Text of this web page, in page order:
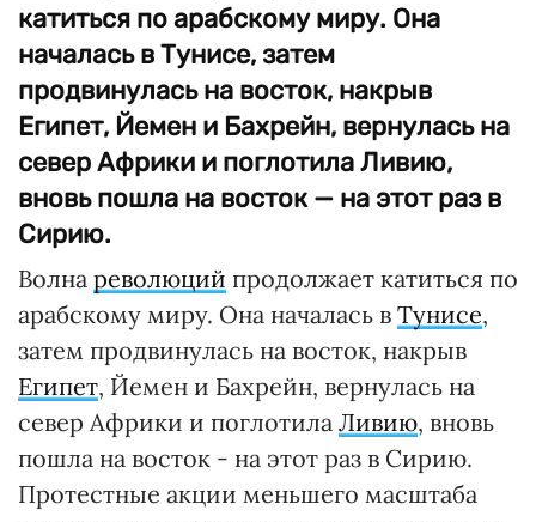
катиться по арабскому миру. Она
началась в Тунисе, затем
продвинулась на восток, накрыв
Египет, Йемен и Бахрейн, вернулась на
север Африки и поглотила Ливию,
вновь пошла на восток — на этот раз в
Сирию.
Волна революций продолжает катиться по
арабскому миру. Она началась в Тунисе,
затем продвинулась на восток, накрыв
Египет, Йемен и Бахрейн, вернулась на
север Африки и поглотила Ливию, вновь
пошла на восток - на этот раз в Сирию.
Протестные акции меньшего масштаба